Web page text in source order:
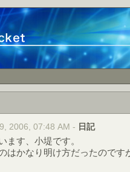
2006, 07:48 AM - 日記
ます、小堤です。
はかなり明け方だったので